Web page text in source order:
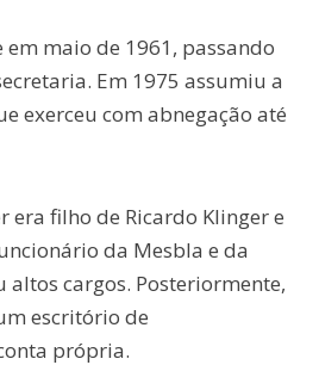
em maio de 1961, passando
Em 1975 assumiu a
exerceu com abnegação até
era filho de Ricardo Klinger e
da Mesbla e da
altos cargos. Posteriormente,
escritório de
própria.